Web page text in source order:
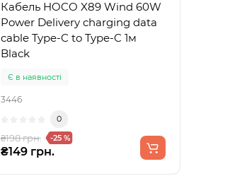
Кабель HOCO X89 Wind 60W
Power Delivery charging data
cable Type-C to Type-C 1м
Black
Є в наявності
3446
0
₴198 грн. -25 %
₴149 грн.